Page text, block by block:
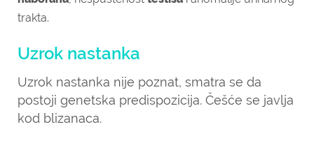
trakta.
Uzrok nastanka
Uzrok nastanka nije poznat, smatra se da
postoji genetska predispozicija. Češće se javlja
kod blizanaca.